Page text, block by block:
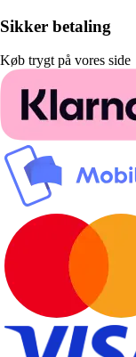
Sikker betaling
Køb trygt på vores side